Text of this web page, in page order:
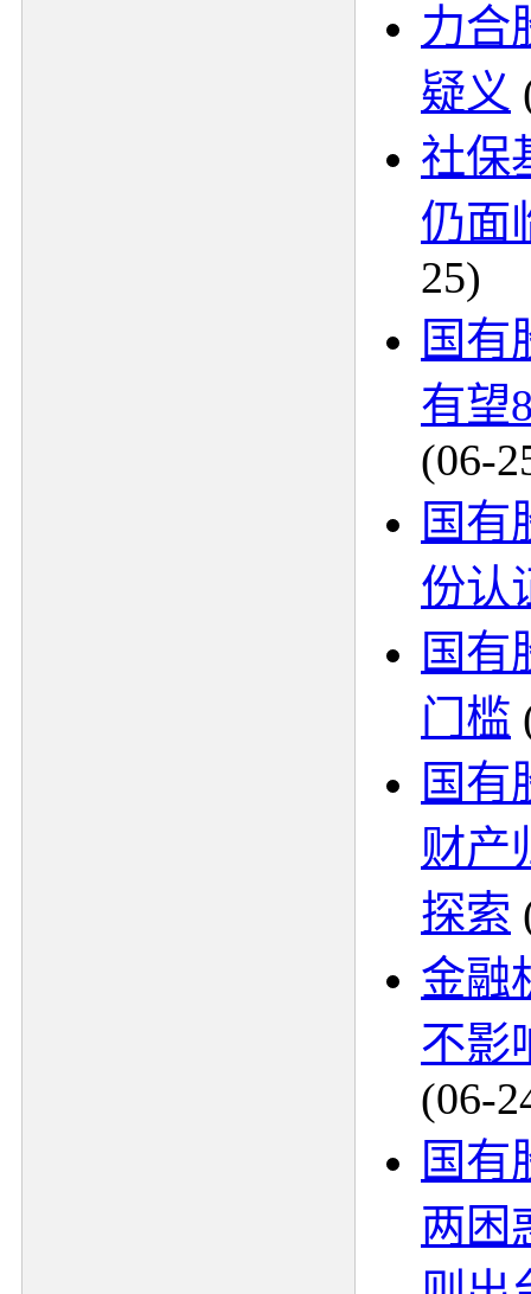
力合
疑义
社保
仍面
25)
国有
有望
(06-
国有
份认
国有
门槛
国有
财产
探索
金融
不影
(06-
国有
两困